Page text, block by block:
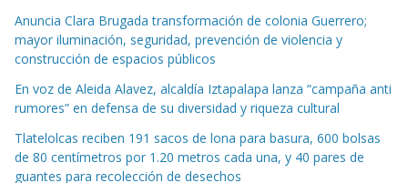
Anuncia Clara Brugada transformación de colonia Guerrero;
mayor iluminación, seguridad, prevención de violencia y
construcción de espacios públicos
En voz de Aleida Alavez, alcaldía Iztapalapa lanza “campaña anti
rumores” en defensa de su diversidad y riqueza cultural
Tlatelolcas reciben 191 sacos de lona para basura, 600 bolsas
de 80 centímetros por 1.20 metros cada una, y 40 pares de
guantes para recolección de desechos